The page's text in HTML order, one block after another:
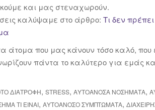
και μας στεναχωρούν.
καλύψαμε στο άρθρο: Τι δεν
άτομα που μας κάνουν τόσο καλό,
πάντα το καλύτερο για εμάς
ΔΙΑΤΡΟΦΉ, STRESS, ΑΥΤΟΆΝΟΣΑ ΝΟΣΉΜΑΤΑ,
ΤΙ ΕΊΝΑΙ, ΑΥΤΟΆΝΟΣΟ ΣΥΜΠΤΏΜΑΤΑ,